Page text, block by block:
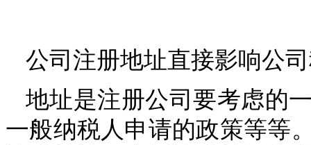
公司注册地址直接影响公
地址是注册公司要考虑的
一般纳税人申请的政策等等